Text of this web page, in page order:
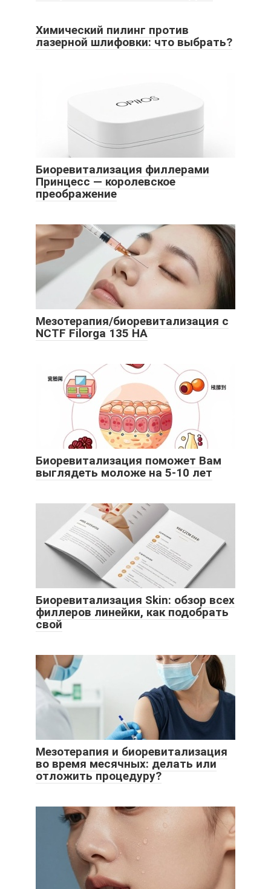
Химический пилинг против
лазерной шлифовки: что выбрать?
Биоревитализация филлерами
Принцесс — королевское
преображение
Мезотерапия/биоревитализация с
NCTF Filorga 135 HA
Биоревитализация поможет Вам
выглядеть моложе на 5-10 лет
Биоревитализация Skin: обзор всех
филлеров линейки, как подобрать
свой
Мезотерапия и биоревитализация
во время месячных: делать или
отложить процедуру?